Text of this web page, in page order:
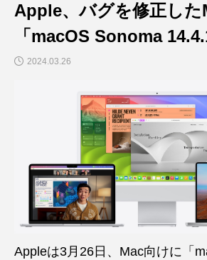
Apple、バグを修正した
「macOS Sonoma
2024.03.26
Appleは3月26日、Mac向けに「